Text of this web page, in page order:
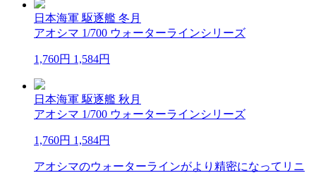
日本海軍 駆逐艦 冬月
アオシマ 1/700 ウォーターラインシリーズ
1,760円 1,584円
日本海軍 駆逐艦 秋月
アオシマ 1/700 ウォーターラインシリーズ
1,760円 1,584円
アオシマのウォーターラインがより精密になってリニ